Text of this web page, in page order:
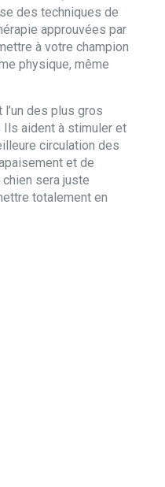
des techniques de
approuvées par
à votre champion
physique, même
des plus gros
aident à stimuler et
circulation des
et de
sera juste
totalement en